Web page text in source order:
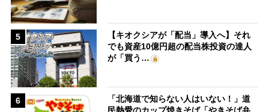
5
【キオクシアが「配当」導入へ】それ
でも資産10億円超の配当株投資の達人
が「買う…
6
「北海道で知らない人はいない！」道
民熱愛のカップ焼きそば「やきそば弁